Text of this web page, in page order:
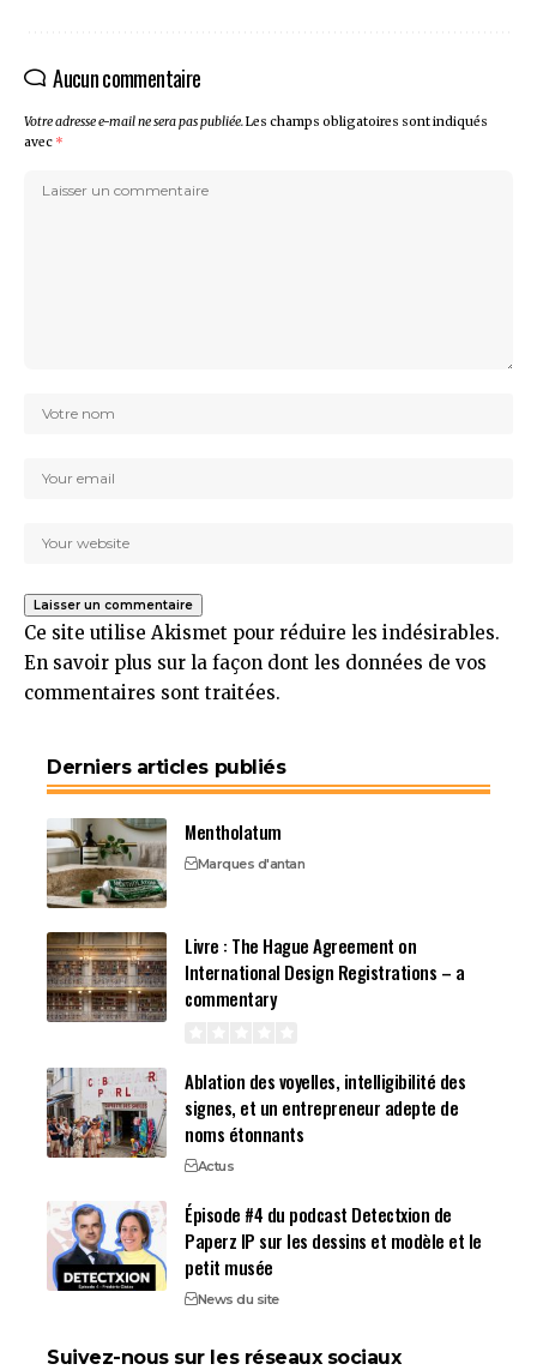
Aucun commentaire
Votre adresse e-mail ne sera pas publiée.Les champs obligatoires sont indiqués
avec *
Ce site utilise Akismet pour réduire les indésirables.
En savoir plus sur la façon dont les données de vos
commentaires sont traitées.
Derniers articles publiés
Mentholatum
Marques d'antan
Livre : The Hague Agreement on
International Design Registrations – a
commentary
Ablation des voyelles, intelligibilité des
signes, et un entrepreneur adepte de
noms étonnants
Actus
Épisode #4 du podcast Detectxion de
Paperz IP sur les dessins et modèle et le
petit musée
News du site
Suivez-nous sur les réseaux sociaux